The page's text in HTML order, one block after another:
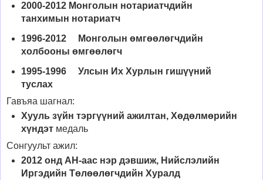
2000-2012 Монголын нотариатчдийн
танхимын нотариатч
1996-2012 Монголын өмгөөлөгчдийн
холбооны өмгөөлөгч
1995-1996 Улсын Их Хурлын гишүүний
туслах
Гавъяа шагнал:
Хууль зүйн тэргүүний ажилтан, Хөдөлмөрийн
хүндэт медаль
Сонгуульт ажил:
2012 онд АН-аас нэр дэвшиж, Нийслэлийн
Иргэдийн Төлөөлөгчдийн Хуралд